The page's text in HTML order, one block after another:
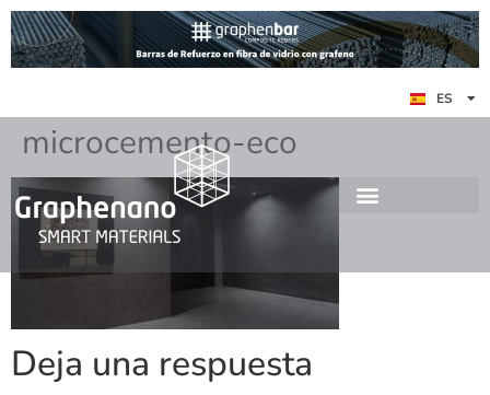
ES
EN
DE
microcemento-eco
Deja una respuesta